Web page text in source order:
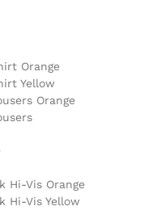
Orange
Yellow
Orange
Hi-Vis Orange
Hi-Vis Yellow